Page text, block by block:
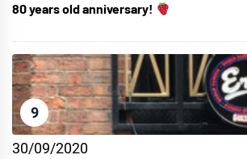
80 years old anniversary!
9
30/09/2020